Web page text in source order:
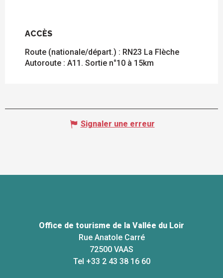
ACCÈS
ACCÈS
Route (nationale/départ.) : RN23 La Flèche
Autoroute : A11. Sortie n°10 à 15km
Signaler une erreur
Office de tourisme de la Vallée du Loir
Rue Anatole Carré
72500 VAAS
Tel +33 2 43 38 16 60